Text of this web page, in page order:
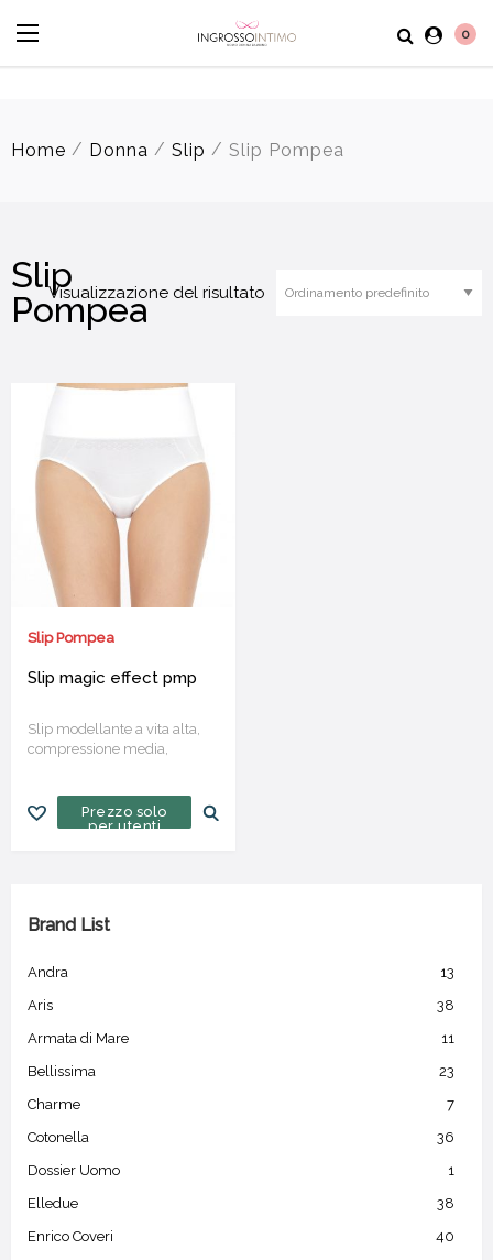
0
Home / Donna / Slip / Slip Pompea
Slip
Pompea
Visualizzazione del risultato
Brand List
Andra
13
Aris
38
Armata di Mare
11
Bellissima
23
Charme
7
Cotonella
36
Dossier Uomo
1
Elledue
38
Enrico Coveri
40
Slip Pompea
Slip magic effect pmp
Slip modellante a vita alta,
compressione media,
Prezzo solo
per utenti